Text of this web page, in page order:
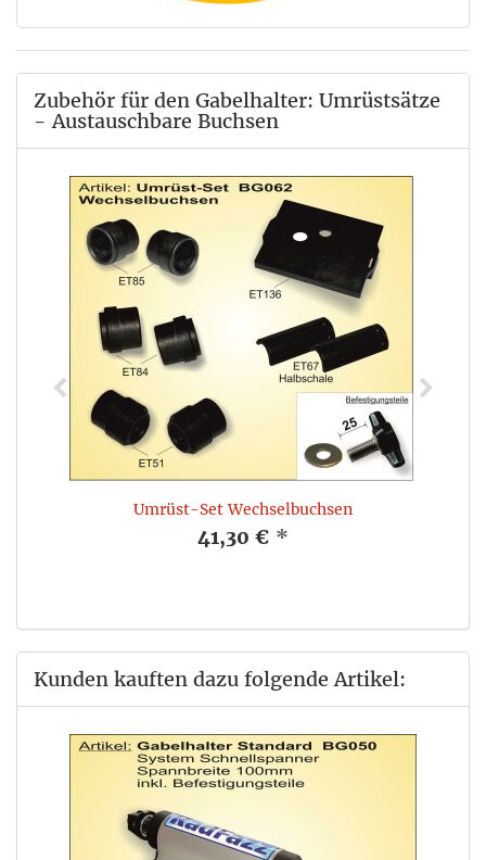
Zubehör für den Gabelhalter: Umrüstsätze
- Austauschbare Buchsen
Umrüst-Set Wechselbuchsen
41,30 € *
Kunden kauften dazu folgende Artikel: